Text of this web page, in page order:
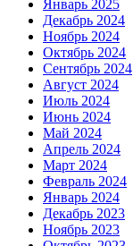
Январь 2025
Декабрь 2024
Ноябрь 2024
Октябрь 2024
Сентябрь 2024
Август 2024
Июль 2024
Июнь 2024
Май 2024
Апрель 2024
Март 2024
Февраль 2024
Январь 2024
Декабрь 2023
Ноябрь 2023